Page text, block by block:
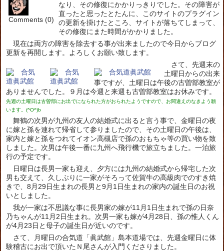
Comments (0)
なり、その修復にかかりっきりでした。その障害が
直ったと思ったとたんに、このサイトのプラグイン
の更新を掛けたところ、サイトが落ちてしまって、
その修復にまた時間がかかりました。
現在は両方の障害を除去する事が出来ましたので今日からブログ
更新を再開します。よろしくお願い致します。
さて、先週末の
土曜日からの出来
事ですが、土曜日は午後の古曽部教室が
ありませんでした。９月は今週と来週も古曽部教室はお休みです。
先週の土曜日は古曽部にお出でになられた方がおられたようですので、お間違えのなきよう願
います。(^O^)b
舞鶴の次男が九州の友人の結婚式に出ると言う事で、金曜日の夜
に嫁と孫を連れて帰省して参りましたので、その土曜日の午後は、
家内と嫁と孫をつれてイオン高槻店で孫のおもちゃ等の買い物を致
しました。次男は午後一番に九州へ飛行機で旅立ちました。一泊旅
行の予定です。
日曜日は長男一家も迎え、夕方には九州の結婚式から帰宅した次
男も交えて、久しぶりに一家がそろって佐賀牛の高級肉でのすき焼
きで、8月29日生まれの長男と9月1日生まれの家内の誕生日のお祝
いとしました。
我が一家は不思議な事に長男家の嫁が11月1日生まれで孫の日奈
乃ちゃんが11月2日生まれ。次男一家も嫁が4月28日、孫の惟人くん
が4月23日と母子の誕生日が近いのです。
さて、月曜日の合気道「眞武館」島本道場では、先週金曜日に体
験稽古にお出で頂いたＮ尾さんが入門くださりました。